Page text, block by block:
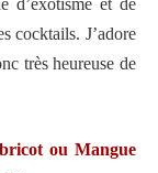
cocktails. J’adore
très heureuse de
ou Mangue